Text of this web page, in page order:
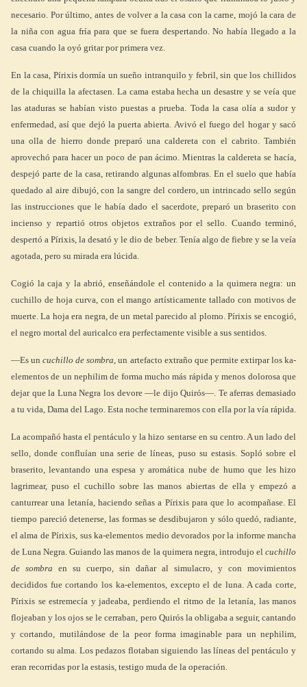
necesario. Por último, antes de volver a la casa con la carne, mojó la cara de
la niña con agua fría para que se fuera despertando. No había llegado a la
casa cuando la oyó gritar por primera vez.
En la casa, Pírixis dormía un sueño intranquilo y febril, sin que los chillidos
de la chiquilla la afectasen. La cama estaba hecha un desastre y se veía que
las ataduras se habían visto puestas a prueba. Toda la casa olía a sudor y
enfermedad, así que dejó la puerta abierta. Avivó el fuego del hogar y sacó
una olla de hierro donde preparó una caldereta con el cabrito. También
aprovechó para hacer un poco de pan ácimo. Mientras la caldereta se hacía,
despejó parte de la casa, retirando algunas alfombras. En el suelo que había
quedado al aire dibujó, con la sangre del cordero, un intrincado sello según
las instrucciones que le había dado el sacerdote, preparó un braserito con
incienso y repartió otros objetos extraños por el sello. Cuando terminó,
despertó a Pírixis, la desató y le dio de beber. Tenía algo de fiebre y se la veía
agotada, pero su mirada era lúcida.
Cogió la caja y la abrió, enseñándole el contenido a la quimera negra: un
cuchillo de hoja curva, con el mango artísticamente tallado con motivos de
muerte. La hoja era negra, de un metal parecido al plomo. Pírixis se encogió,
el negro mortal del auricalco era perfectamente visible a sus sentidos.
—Es uncuchillo de sombra, un artefacto extraño que permite extirpar los ka-
elementos de un nephilim de forma mucho más rápida y menos dolorosa que
dejar que la Luna Negra los devore —le dijo Quirós—. Te aferras demasiado
a tu vida, Dama del Lago. Esta noche terminaremos con ella por la vía rápida.
La acompañó hasta el pentáculo y la hizo sentarse en su centro. A un lado del
sello, donde confluían una serie de líneas, puso su estasis. Sopló sobre el
braserito, levantando una espesa y aromática nube de humo que les hizo
lagrimear, puso el cuchillo sobre las manos abiertas de ella y empezó a
canturrear una letanía, haciendo señas a Pírixis para que lo acompañase. El
tiempo pareció detenerse, las formas se desdibujaron y sólo quedó, radiante,
el alma de Pírixis, sus ka-elementos medio devorados por la informe mancha
de Luna Negra. Guiando las manos de la quimera negra, introdujo el cuchillo
de sombra en su cuerpo, sin dañar al simulacro, y con movimientos
decididos fue cortando los ka-elementos, excepto el de luna. A cada corte,
Pírixis se estremecía y jadeaba, perdiendo el ritmo de la letanía, las manos
flojeaban y los ojos se le cerraban, pero Quirós la obligaba a seguir, cantando
y cortando, mutilándose de la peor forma imaginable para un nephilim,
cortando su alma. Los pedazos flotaban siguiendo las líneas del pentáculo y
eran recorridas por la estasis, testigo muda de la operación.